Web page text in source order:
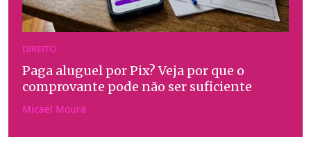
DIREITO
Paga aluguel por Pix? Veja por que o
comprovante pode não ser suficiente
Micael Moura